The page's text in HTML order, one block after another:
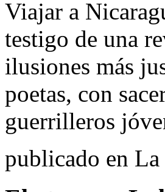
Viajar a
testigo de una
ilusiones más
poetas, con
guerrilleros
publicado en